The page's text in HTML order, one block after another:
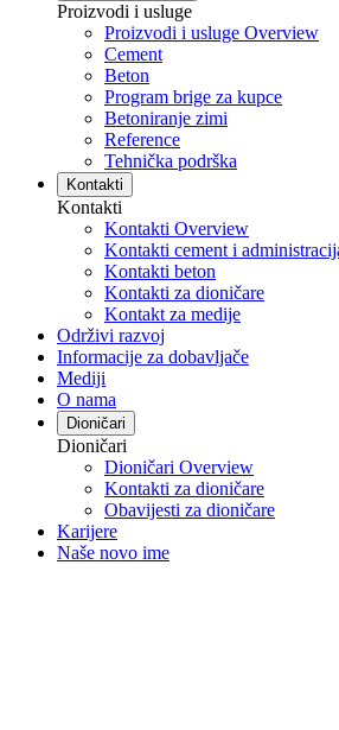
Proizvodi i usluge
Proizvodi i usluge Overview
Cement
Beton
Program brige za kupce
Betoniranje zimi
Reference
Tehnička podrška
Kontakti
Kontakti
Kontakti Overview
Kontakti cement i
Kontakti beton
Kontakti za dioničare
Kontakt za medije
Održivi razvoj
Informacije za dobavljače
Mediji
O nama
Dioničari
Dioničari
Dioničari Overview
Kontakti za dioničare
Obavijesti za dioničare
Karijere
Naše novo ime